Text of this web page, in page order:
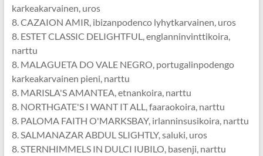
karkeakarvainen, uros
8. CAZAION AMIR, ibizanpodenco lyhytkarvainen, uros
8. ESTET CLASSIC DELIGHTFUL, englanninvinttikoira,
narttu
8. MALAGUETA DO VALE NEGRO, portugalinpodengo
karkeakarvainen pieni, narttu
8. MARISLA'S AMANTEA, etnankoira, narttu
8. NORTHGATE'S I WANT IT ALL, faaraokoira, narttu
8. PALOMA FAITH O'MARKSBAY, irlanninsusikoira, narttu
8. SALMANAZAR ABDUL SLIGHTLY, saluki, uros
8. STERNHIMMELS IN DULCI IUBILO, basenji, narttu